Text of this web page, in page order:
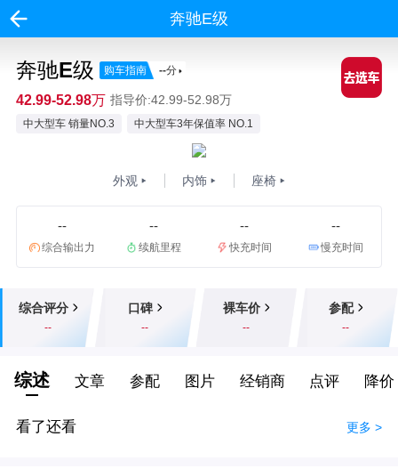
奔驰E级
奔驰E级 购车指南 --分
42.99-52.98万 指导价:42.99-52.98万
中大型车 销量NO.3 中大型车3年保值率 NO.1
外观 内饰 座椅
--
综合输出力
--
续航里程
--
快充时间
--
慢充时间
综合评分
--
口碑
--
裸车价
--
参配
--
综述 文章 参配 图片 经销商 点评 降价
看了还看 更多 >